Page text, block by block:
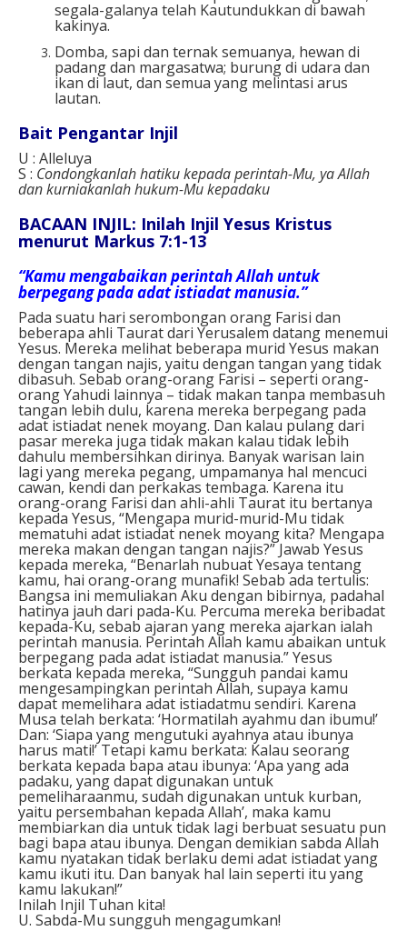
segala-galanya telah Kautundukkan di bawah
kakinya.
Domba, sapi dan ternak semuanya, hewan di
padang dan margasatwa; burung di udara dan
ikan di laut, dan semua yang melintasi arus
lautan.
Bait Pengantar Injil
U : Alleluya
S : Condongkanlah hatiku kepada perintah-Mu, ya Allah
dan kurniakanlah hukum-Mu kepadaku
BACAAN INJIL: Inilah Injil Yesus Kristus
menurut Markus 7:1-13
“Kamu mengabaikan perintah Allah untuk
berpegang pada adat istiadat manusia.”
Pada suatu hari serombongan orang Farisi dan
beberapa ahli Taurat dari Yerusalem datang menemui
Yesus. Mereka melihat beberapa murid Yesus makan
dengan tangan najis, yaitu dengan tangan yang tidak
dibasuh. Sebab orang-orang Farisi – seperti orang-
orang Yahudi lainnya – tidak makan tanpa membasuh
tangan lebih dulu, karena mereka berpegang pada
adat istiadat nenek moyang. Dan kalau pulang dari
pasar mereka juga tidak makan kalau tidak lebih
dahulu membersihkan dirinya. Banyak warisan lain
lagi yang mereka pegang, umpamanya hal mencuci
cawan, kendi dan perkakas tembaga. Karena itu
orang-orang Farisi dan ahli-ahli Taurat itu bertanya
kepada Yesus, “Mengapa murid-murid-Mu tidak
mematuhi adat istiadat nenek moyang kita? Mengapa
mereka makan dengan tangan najis?” Jawab Yesus
kepada mereka, “Benarlah nubuat Yesaya tentang
kamu, hai orang-orang munafik! Sebab ada tertulis:
Bangsa ini memuliakan Aku dengan bibirnya, padahal
hatinya jauh dari pada-Ku. Percuma mereka beribadat
kepada-Ku, sebab ajaran yang mereka ajarkan ialah
perintah manusia. Perintah Allah kamu abaikan untuk
berpegang pada adat istiadat manusia.” Yesus
berkata kepada mereka, “Sungguh pandai kamu
mengesampingkan perintah Allah, supaya kamu
dapat memelihara adat istiadatmu sendiri. Karena
Musa telah berkata: ‘Hormatilah ayahmu dan ibumu!’
Dan: ‘Siapa yang mengutuki ayahnya atau ibunya
harus mati!’ Tetapi kamu berkata: Kalau seorang
berkata kepada bapa atau ibunya: ‘Apa yang ada
padaku, yang dapat digunakan untuk
pemeliharaanmu, sudah digunakan untuk kurban,
yaitu persembahan kepada Allah’, maka kamu
membiarkan dia untuk tidak lagi berbuat sesuatu pun
bagi bapa atau ibunya. Dengan demikian sabda Allah
kamu nyatakan tidak berlaku demi adat istiadat yang
kamu ikuti itu. Dan banyak hal lain seperti itu yang
kamu lakukan!”
Inilah Injil Tuhan kita!
U. Sabda-Mu sungguh mengagumkan!